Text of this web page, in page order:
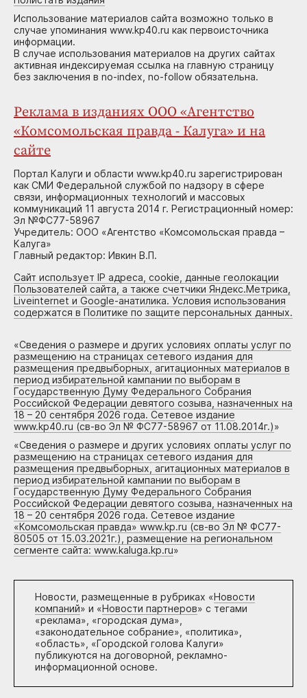
Использование материалов сайта возможно только в
случае упоминания www.kp40.ru как первоисточника
информации.
В случае использования материалов на других сайтах
активная индексируемая ссылка на главную страницу
без заключения в no-index, no-follow обязательна.
Реклама в изданиях ООО «Агентство
«Комсомольская правда - Калуга» и на
сайте
Портал Калуги и области www.kp40.ru зарегистрирован
как СМИ Федеральной службой по надзору в сфере
связи, информационных технологий и массовых
коммуникаций 11 августа 2014 г. Регистрационный номер:
Эл №ФС77-58967
Учредитель: ООО «Агентство «Комсомольская правда –
Калуга»
Главный редактор: Ивкин В.П.
Сайт использует IP адреса, cookie, данные геолокации
Пользователей сайта, а также счетчики Яндекс.Метрика,
Liveinternet и Google-анатилика. Условия использования
содержатся в Политике по защите персональных данных.
«Сведения о размере и других условиях оплаты услуг по
размещению на страницах сетевого издания для
размещения предвыборных, агитационных материалов в
период избирательной кампании по выборам в
Государственную Думу Федерального Собрания
Российской Федерации девятого созыва, назначенных на
18 – 20 сентября 2026 года. Сетевое издание
www.kp40.ru (св-во Эл № ФС77-58967 от 11.08.2014г.)»
«Сведения о размере и других условиях оплаты услуг по
размещению на страницах сетевого издания для
размещения предвыборных, агитационных материалов в
период избирательной кампании по выборам в
Государственную Думу Федерального Собрания
Российской Федерации девятого созыва, назначенных на
18 – 20 сентября 2026 года. Сетевое издание
«Комсомольская правда» www.kp.ru (св-во Эл № ФС77-
80505 от 15.03.2021г.), размещение на региональном
сегменте сайта: www.kaluga.kp.ru»
Новости, размещенные в рубриках «Новости
компаний» и «Новости партнеров» с тегами
«реклама», «городская дума»,
«законодательное собрание», «политика»,
«область», «Городской голова Калуги»
публикуются на договорной, рекламно-
информационной основе.